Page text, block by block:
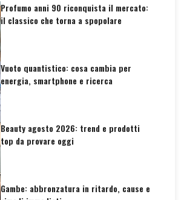
Profumo anni 90 riconquista il mercato:
il classico che torna a spopolare
Vuoto quantistico: cosa cambia per
energia, smartphone e ricerca
Beauty agosto 2026: trend e prodotti
top da provare oggi
Gambe: abbronzatura in ritardo, cause e